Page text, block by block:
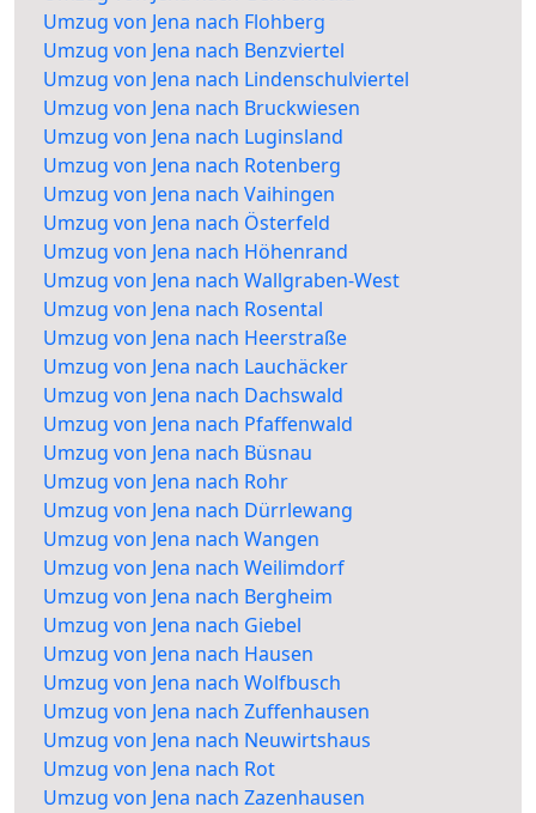
Umzug von Jena nach Flohberg
Umzug von Jena nach Benzviertel
Umzug von Jena nach Lindenschulviertel
Umzug von Jena nach Bruckwiesen
Umzug von Jena nach Luginsland
Umzug von Jena nach Rotenberg
Umzug von Jena nach Vaihingen
Umzug von Jena nach Österfeld
Umzug von Jena nach Höhenrand
Umzug von Jena nach Wallgraben-West
Umzug von Jena nach Rosental
Umzug von Jena nach Heerstraße
Umzug von Jena nach Lauchäcker
Umzug von Jena nach Dachswald
Umzug von Jena nach Pfaffenwald
Umzug von Jena nach Büsnau
Umzug von Jena nach Rohr
Umzug von Jena nach Dürrlewang
Umzug von Jena nach Wangen
Umzug von Jena nach Weilimdorf
Umzug von Jena nach Bergheim
Umzug von Jena nach Giebel
Umzug von Jena nach Hausen
Umzug von Jena nach Wolfbusch
Umzug von Jena nach Zuffenhausen
Umzug von Jena nach Neuwirtshaus
Umzug von Jena nach Rot
Umzug von Jena nach Zazenhausen